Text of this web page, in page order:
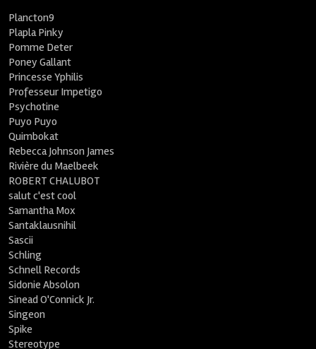
Plancton9
Plapla Pinky
Pomme Deter
Poney Gallant
Princesse Yphilis
Professeur Impetigo
Psychotine
Puyo Puyo
Quimbokat
Rebecca Johnson James
Rivière du Maelbeek
ROBERT CHALUBOT
salut c'est cool
Samantha Mox
Santaklausnihil
Sascii
Schling
Schnell Records
Sidonie Absolon
Sinead O'Connick Jr.
Singeon
Spike
Stereotype